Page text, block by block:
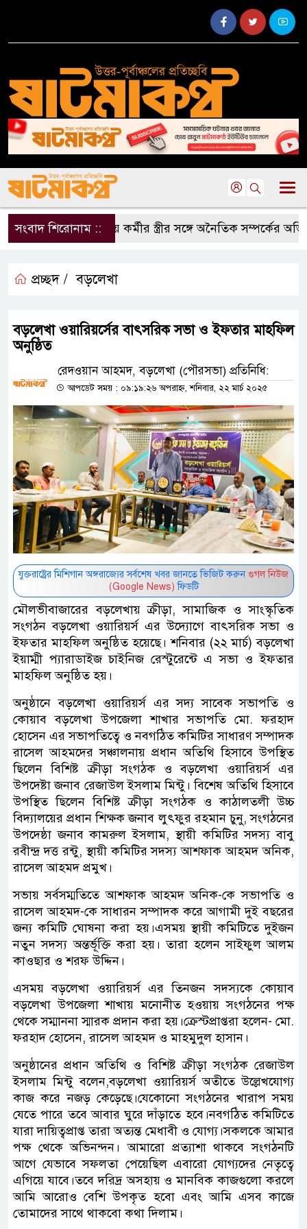
সংবাদ শিরোনাম ::দলীয় কর্মীর স্ত্রীর সঙ্গে অনৈতিক সম্পর্কের
প্রচ্ছদ / বড়লেখা
বড়লেখা ওয়ারিয়র্সের বাৎসরিক সভা ও ইফতার মাহফিল
অনুষ্ঠিত
রেদওয়ান আহমদ, বড়লেখা (পৌরসভা) প্রতিনিধি:
আপডেট সময় : ০৯:১৯:২৬ অপরাহ্ন, শনিবার, ২২ মার্চ ২০২৫
যুক্তরাষ্ট্রের মিশিগান অঙ্গরাজ্যের সর্বশেষ খবর জানতে ভিজিট করুন গুগল নিউজ
(Google News) ফিডটি
মৌলভীবাজারের বড়লেখায় ক্রীড়া, সামাজিক ও সাংস্কৃতিক
সংগঠন বড়লেখা ওয়ারিয়র্স এর উদ্যোগে বাৎসরিক সভা ও
ইফতার মাহফিল অনুষ্ঠিত হয়েছে। শনিবার (২২ মার্চ) বড়লেখা
ইয়াম্মী প্যারাডাইজ চাইনিজ রেস্টুরেন্টে এ সভা ও ইফতার
মাহফিল অনুষ্ঠিত হয়।
অনুষ্ঠানে বড়লেখা ওয়ারিয়র্স এর সদ্য সাবেক সভাপতি ও
কোয়াব বড়লেখা উপজেলা শাখার সভাপতি মো. ফরহাদ
হোসেন এর সভাপতিত্বে ও নবগঠিত কমিটির সাধারণ সম্পাদক
রাসেল আহমদের সঞ্চালনায় প্রধান অতিথি হিসাবে উপস্থিত
ছিলেন বিশিষ্ট ক্রীড়া সংগঠক ও বড়লেখা ওয়ারিয়র্স এর
উপদেষ্টা জনাব রেজাউল ইসলাম মিন্টু। বিশেষ অতিথি হিসাবে
উপস্থিত ছিলেন বিশিষ্ট ক্রীড়া সংগঠক ও কাঠালতলী উচ্চ
বিদ্যালয়ের প্রধান শিক্ষক জনাব লুৎফুর রহমান চুনু, সংগঠনের
উপদেষ্ঠা জনাব কামরুল ইসলাম, স্থায়ী কমিটির সদস্য বাবু
রবীন্দ্র দত্ত রন্টু, স্থায়ী কমিটির সদস্য আশফাক আহমদ অনিক,
রাসেল আহমদ প্রমুখ।
সভায় সর্বসম্মতিতে আশফাক আহমদ অনিক-কে সভাপতি ও
রাসেল আহমদ-কে সাধারন সম্পাদক করে আগামী দুই বছরের
জন্য কমিটি ঘোষনা করা হয়।এসময় স্থায়ী কমিটিতে দুইজন
নতুন সদস্য অন্তর্ভূক্তি করা হয়। তারা হলেন সাইফুল আলম
কাওছার ও শরফ উদ্দিন।
এসময় বড়লেখা ওয়ারিয়র্স এর তিনজন সদস্যকে কোয়াব
বড়লেখা উপজেলা শাখায় মনোনীত হওয়ায় সংগঠনের পক্ষ
থেকে সম্মাননা স্মারক প্রদান করা হয়।ক্রেস্টপ্রাপ্তরা হলেন- মো.
ফরহাদ হোসেন, রাসেল আহমদ ও মাহমুদুল হাসান।
অনুষ্ঠানের প্রধান অতিথি ও বিশিষ্ট ক্রীড়া সংগঠক রেজাউল
ইসলাম মিন্টু বলেন,বড়লেখা ওয়ারিয়র্স অতীতে উল্লেখযোগ্য
কাজ করে নজড় কেড়েছে।যেকোনো সংগঠনের খারাপ সময়
যেতে পারে তবে আবার ঘুরে দাঁড়াতে হবে।নবগঠিত কমিটিতে
যারা দায়িত্বপ্রাপ্ত তারা অত্যন্ত মেধাবী ও যোগ্য।সকলকে আমার
পক্ষ থেকে অভিনন্দন। আমারো প্রত্যাশা থাকবে সংগঠনটি
আগে যেভাবে সফলতা পেয়েছিল এবারো যোগ্যদের নেতৃত্বে
এগিয়ে যাবে।তবে দরিদ্র অসহায় ও মানবিক কাজগুলো করলে
আমি আরোও বেশি উপকৃত হবো এবং আমি এসব কাজে
তোমাদের সাথে থাকবো কথা দিলাম।